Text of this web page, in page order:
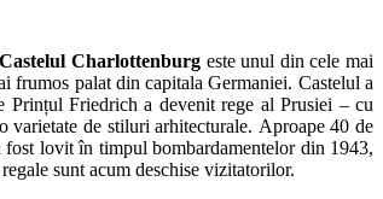
Castelul Charlottenburg este unul din cele mai
frumos palat din capitala Germaniei. Castelul a
Prințul Friedrich a devenit rege al Prusiei – cu
varietate de stiluri arhitecturale. Aproape 40 de
lovit în timpul bombardamentelor din 1943,
sunt acum deschise vizitatorilor.